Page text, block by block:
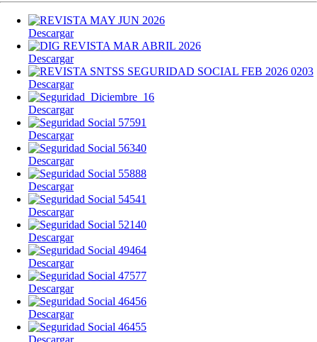
Descargar
Descargar
Descargar
Descargar
Descargar
Descargar
Descargar
Descargar
Descargar
Descargar
Descargar
Descargar